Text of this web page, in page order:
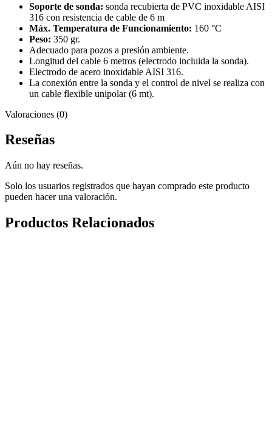
Soporte de sonda: sonda recubierta de PVC inoxidable AISI
316 con resistencia de cable de 6 m
Máx. Temperatura de Funcionamiento: 160 °C
Peso: 350 gr.
Adecuado para pozos a presión ambiente.
Longitud del cable 6 metros (electrodo incluida la sonda).
Electrodo de acero inoxidable AISI 316.
La conexión entre la sonda y el control de nivel se realiza con
un cable flexible unipolar (6 mt).
Valoraciones (0)
Reseñas
Aún no hay reseñas.
Solo los usuarios registrados que hayan comprado este producto
pueden hacer una valoración.
Productos Relacionados